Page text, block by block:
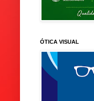
ÓTICA VISUAL